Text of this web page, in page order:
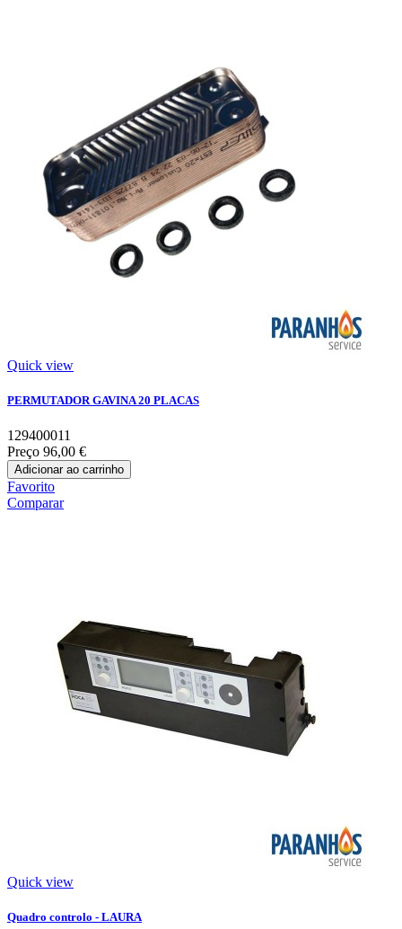
Quick view
PERMUTADOR GAVINA 20 PLACAS
129400011
Preço 96,00 €
Adicionar ao carrinho
Favorito
Comparar
Quick view
Quadro controlo - LAURA